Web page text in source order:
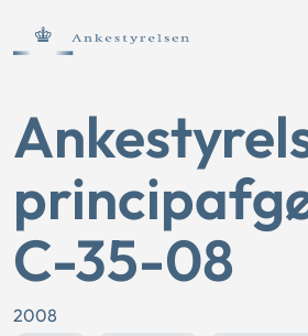
C-35-08
2008